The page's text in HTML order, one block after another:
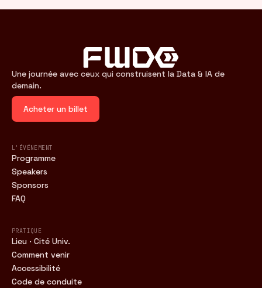
Une journée avec ceux qui construisent la Data & IA de
demain.
Acheter un billet
L'ÉVÉNEMENT
Programme
Speakers
Sponsors
FAQ
PRATIQUE
Lieu · Cité Univ.
Comment venir
Accessibilité
Code de conduite